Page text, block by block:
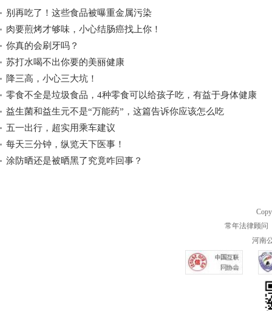
别再吃了！这些食品被曝重金属污染
肉要煎烤才够味，小心结肠癌找上你！
你真的会刷牙吗？
苏打水喝不出你要的美丽健康
降三高，小心三大坑！
零食不全是垃圾食品，4种零食可以给孩子吃，有益于身体健康
益生菌和益生元不是“万能药”，这篇告诉你应该怎么吃
五一出行，超实用乘车建议
每天三分钟，纵览天下医事！
涂防晒还是被晒黑了究竟咋回事？
常年法律顾问
河南